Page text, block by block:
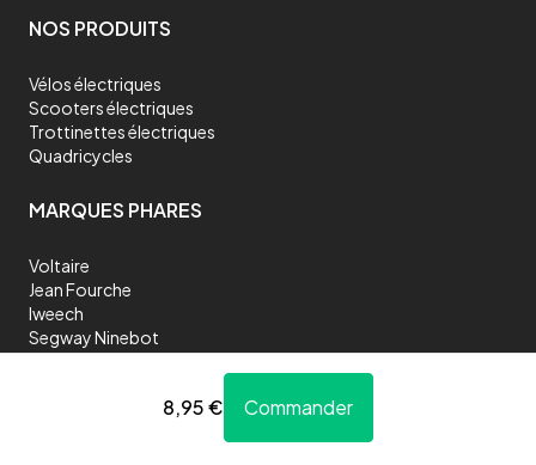
8,95 € Commander
NOS PRODUITS
Vélos électriques
Scooters électriques
Trottinettes électriques
Quadricycles
MARQUES PHARES
Voltaire
Jean Fourche
Iweech
Segway Ninebot
Silence